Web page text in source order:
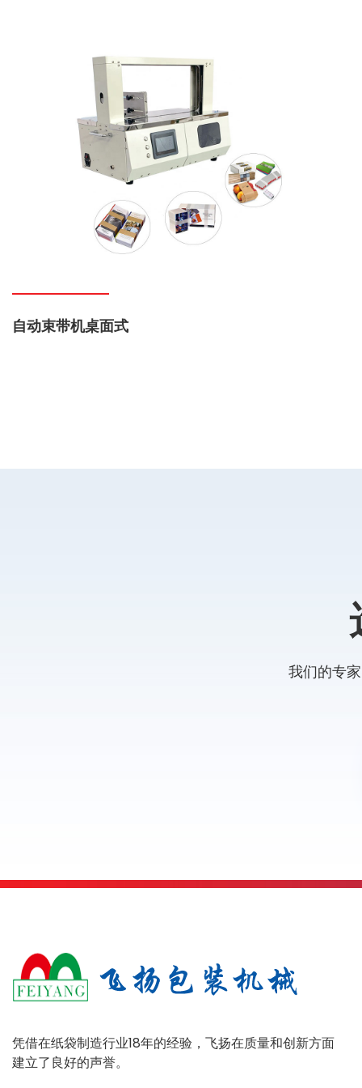
自动束带机桌面式
我们的专
凭借在纸袋制造行业18年的经验，飞扬在质量和创新方面
建立了良好的声誉。